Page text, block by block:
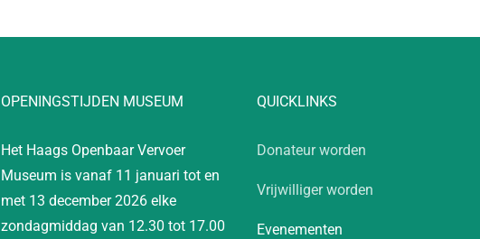
OPENINGSTIJDEN MUSEUM
Het Haags Openbaar Vervoer
Museum is vanaf 11 januari tot en
met 13 december 2026 elke
zondagmiddag van 12.30 tot 17.00
QUICKLINKS
Donateur worden
Vrijwilliger worden
Evenementen